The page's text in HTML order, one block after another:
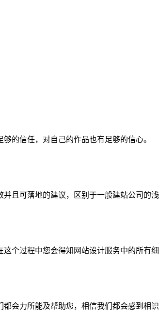
的信任，对自己的作品也有足够的信心。
且可落地的建议，区别于一般建站公司的
个过程中您会得知网站设计服务中的所有
会力所能及帮助您，相信我们都会感到相